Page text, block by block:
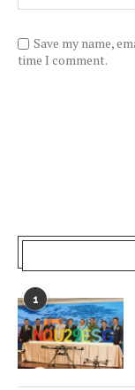
Save my name,
time I comment.
1